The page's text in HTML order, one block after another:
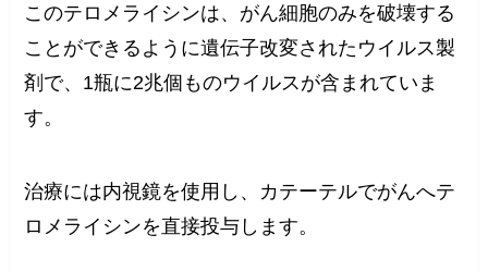
このテロメライシンは、がん細胞のみを破壊する
ことができるように遺伝子改変されたウイルス製
剤で、1瓶に2兆個ものウイルスが含まれていま
す。
治療には内視鏡を使用し、カテーテルでがんへテ
ロメライシンを直接投与します。